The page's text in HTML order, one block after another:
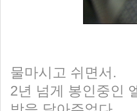
물마시고 쉬면서.
2년 넘게 봉인중인